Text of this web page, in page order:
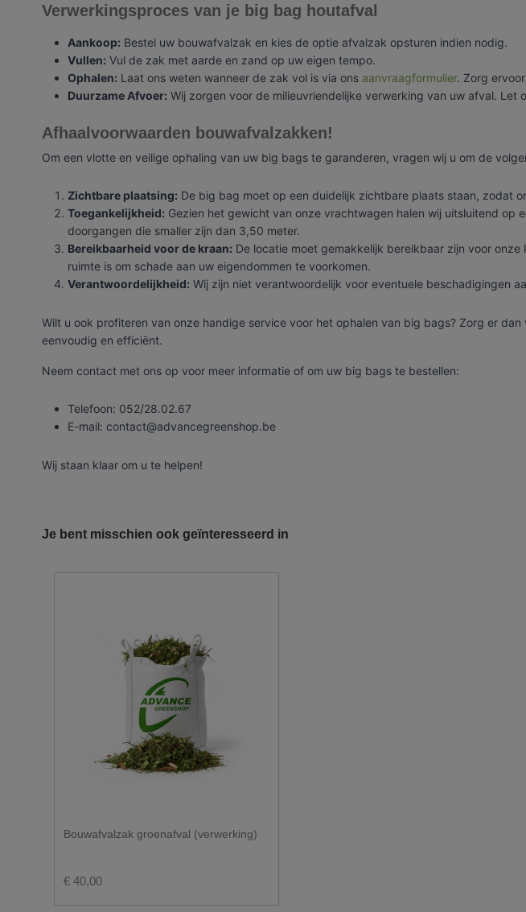
Verwerkingsproces van je big bag houtafval
Aankoop: Bestel uw bouwafvalzak en kies de optie afvalzak opsturen indien nodig.
Vullen: Vul de zak met aarde en zand op uw eigen tempo.
Ophalen: Laat ons weten wanneer de zak vol is via ons aanvraagformulier. Zorg
Duurzame Afvoer: Wij zorgen voor de milieuvriendelijke verwerking van uw afval.
Afhaalvoorwaarden bouwafvalzakken!
Om een vlotte en veilige ophaling van uw big bags te garanderen, vragen wij u om de
Zichtbare plaatsing: De big bag moet op een duidelijk zichtbare plaats staan, zodat
Toegankelijkheid: Gezien het gewicht van onze vrachtwagen halen wij uitsluitend
doorgangen die smaller zijn dan 3,50 meter.
Bereikbaarheid voor de kraan: De locatie moet gemakkelijk bereikbaar zijn voor
ruimte is om schade aan uw eigendommen te voorkomen.
Verantwoordelijkheid: Wij zijn niet verantwoordelijk voor eventuele beschadigingen
Wilt u ook profiteren van onze handige service voor het ophalen van big bags? Zorg er
eenvoudig en efficiënt.
Neem contact met ons op voor meer informatie of om uw big bags te bestellen:
Telefoon: 052/28.02.67
E-mail: contact@advancegreenshop.be
Wij staan klaar om u te helpen!
De laatste jaren hebben wij veel geïnvesteerd in het uitbreiden en moderniseren
Hiervoor moet er voldoende plaats zijn om achteruit te rijden en los af te storten.
Gezien het gewicht van de vrachtwagen storten wij enkel af vanop een
Hou ook rekening met overhangende kabels en takken.
De doorgang moet minstens 3.50m te zijn en er moet voldoende ruimte zijn voor
Bij twijfel, stuur ons gerust enkele foto's.
Hoeveel plaats moet je vrijhouden voor een losse levering?
Je bent misschien ook geïnteresseerd in
Bouwafvalzak groenafval (verwerking)
€ 40,00